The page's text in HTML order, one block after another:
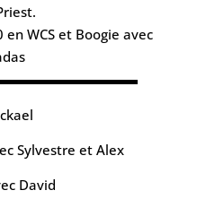
WCS et Boogie avec
Sylvestre et Alex
David